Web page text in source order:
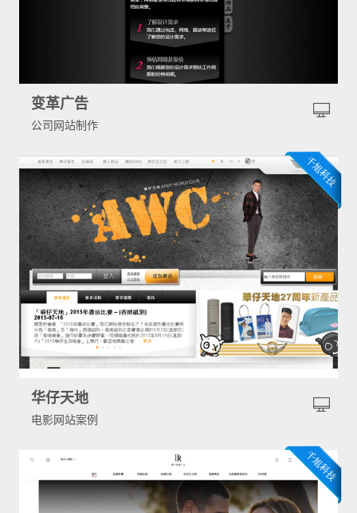
变革广告
公司网站制作
华仔天地
电影网站案例